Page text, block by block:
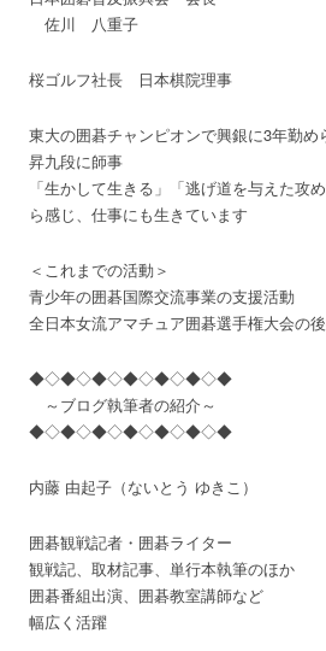
佐川 八重子
桜ゴルフ社長 日本棋院理事
東大の囲碁チャンピオンで興銀に3年勤
昇九段に師事
「生かして生きる」「逃げ道を与えた攻
ら感じ、仕事にも生きています
＜これまでの活動＞
青少年の囲碁国際交流事業の支援活動
全日本女流アマチュア囲碁選手権大会の
◆◇◆◇◆◇◆◇◆◇◆◇◆
～ブログ執筆者の紹介～
◆◇◆◇◆◇◆◇◆◇◆◇◆
内藤 由起子（ないとう ゆきこ）
囲碁観戦記者・囲碁ライター
観戦記、取材記事、単行本執筆のほか
囲碁番組出演、囲碁教室講師など
幅広く活躍